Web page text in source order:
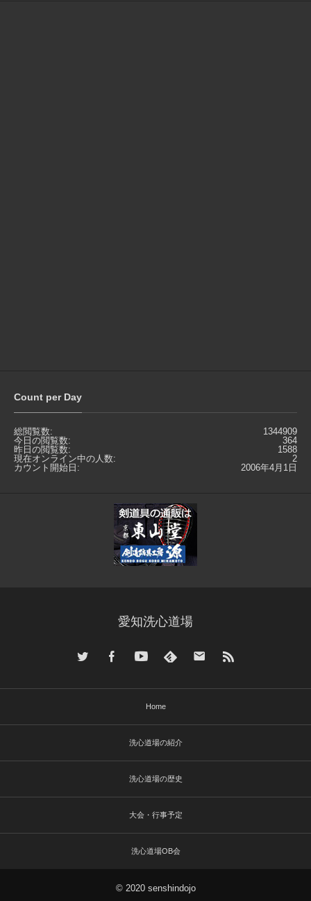
Count per Day
1344909
総閲覧数:
364
今日の閲覧数:
1588
昨日の閲覧数:
2
現在オンライン中の人数:
2006年4月1日
カウント開始日:
愛知洗心道場
Home
洗心道場の紹介
洗心道場の歴史
大会・行事予定
洗心道場OB会
© 2020 senshindojo